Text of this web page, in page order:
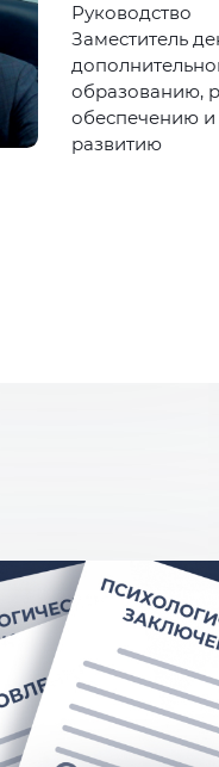
Руководство
Заместитель
образованию,
обеспечению
развитию